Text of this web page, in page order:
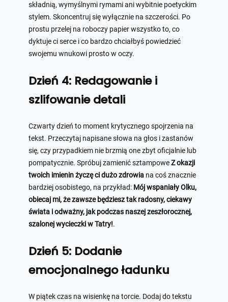
składnią, wymyślnymi rymami ani wybitnie poetyckim
stylem. Skoncentruj się wyłącznie na szczerości. Po
prostu przelej na roboczy papier wszystko to, co
dyktuje ci serce i co bardzo chciałbyś powiedzieć
swojemu wnukowi prosto w oczy.
Dzień 4: Redagowanie i
szlifowanie detali
Czwarty dzień to moment krytycznego spojrzenia na
tekst. Przeczytaj napisane słowa na głos i zastanów
się, czy przypadkiem nie brzmią one zbyt oficjalnie lub
pompatycznie. Spróbuj zamienić sztampoweZ okazji
twoich imienin życzę ci dużo zdrowia na coś znacznie
bardziej osobistego, na przykład: Mój wspaniały Olku,
obiecaj mi, że zawsze będziesz tak radosny, ciekawy
świata i odważny, jak podczas naszej zeszłorocznej,
szalonej wycieczki w Tatry!.
Dzień 5: Dodanie
emocjonalnego ładunku
W piątek czas na wisienkę na torcie. Dodaj do tekstu